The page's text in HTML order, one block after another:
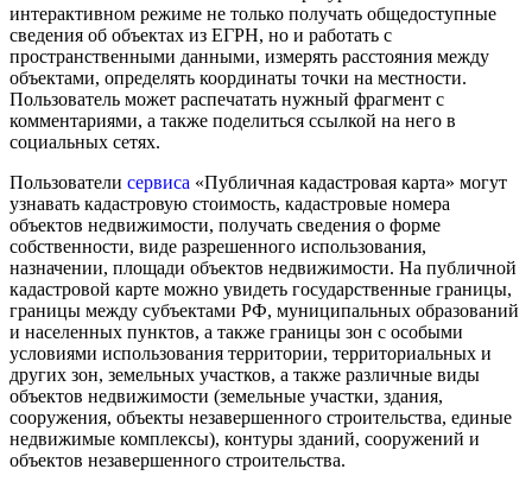
интерактивном режиме не только получать общедоступные
сведения об объектах из ЕГРН, но и работать с
пространственными данными, измерять расстояния между
объектами, определять координаты точки на местности.
Пользователь может распечатать нужный фрагмент с
комментариями, а также поделиться ссылкой на него в
социальных сетях.
Пользователи сервиса «Публичная кадастровая карта» могут
узнавать кадастровую стоимость, кадастровые номера
объектов недвижимости, получать сведения о форме
собственности, виде разрешенного использования,
назначении, площади объектов недвижимости. На публичной
кадастровой карте можно увидеть государственные границы,
границы между субъектами РФ, муниципальных образований
и населенных пунктов, а также границы зон с особыми
условиями использования территории, территориальных и
других зон, земельных участков, а также различные виды
объектов недвижимости (земельные участки, здания,
сооружения, объекты незавершенного строительства, единые
недвижимые комплексы), контуры зданий, сооружений и
объектов незавершенного строительства.